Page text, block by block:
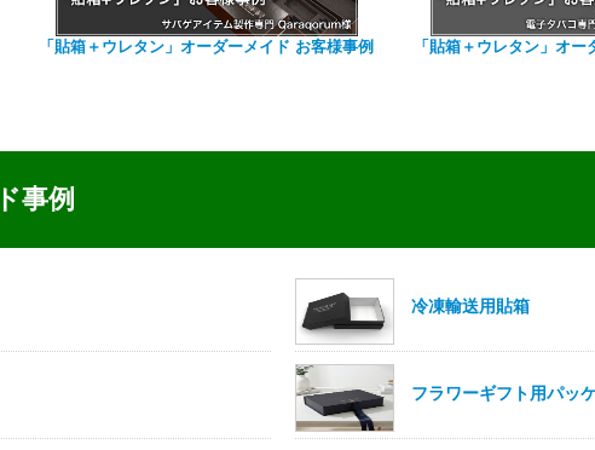
「貼箱＋ウレタン」オーダーメイド お客様事例 「貼箱＋ウレタン」オ